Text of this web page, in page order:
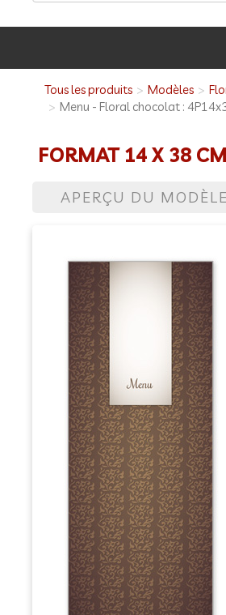
Tous les produits
Modèles
Menu - Floral chocolat :
FORMAT 14 X 38
APERÇU DU